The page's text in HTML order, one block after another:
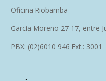
Oficina Riobamba
García Moreno 27-17, entre
PBX: (02)6010 946 Ext.: 3001